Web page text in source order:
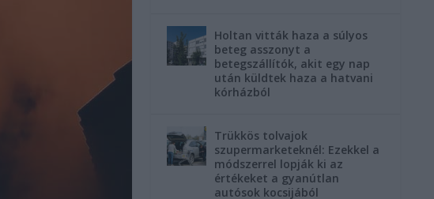
Holtan vitták haza a súlyos
beteg asszonyt a
betegszállítók, akit egy nap
után küldtek haza a hatvani
kórházból
Trükkös tolvajok
szupermarketeknél: Ezekkel a
módszerrel lopják ki az
értékeket a gyanútlan
autósok kocsijából